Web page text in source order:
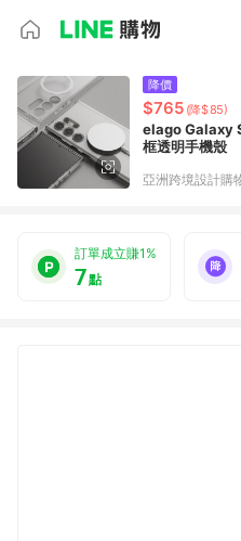
降價
$765 (降$85)
elago Galaxy
框透明手機殼
亞洲跨境設計購
訂單成立賺1%
7點